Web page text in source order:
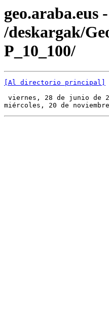
geo.araba.eus -
/deskargak/
P_10_100/
[Al directorio principal]
viernes, 28 de junio
miércoles, 20 de